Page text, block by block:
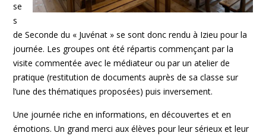
se
s
de Seconde du « Juvénat » se sont donc rendu à Izieu pour la
journée. Les groupes ont été répartis commençant par la
visite commentée avec le médiateur ou par un atelier de
pratique (restitution de documents auprès de sa classe sur
l’une des thématiques proposées) puis inversement.
Une journée riche en informations, en découvertes et en
émotions. Un grand merci aux élèves pour leur sérieux et leur